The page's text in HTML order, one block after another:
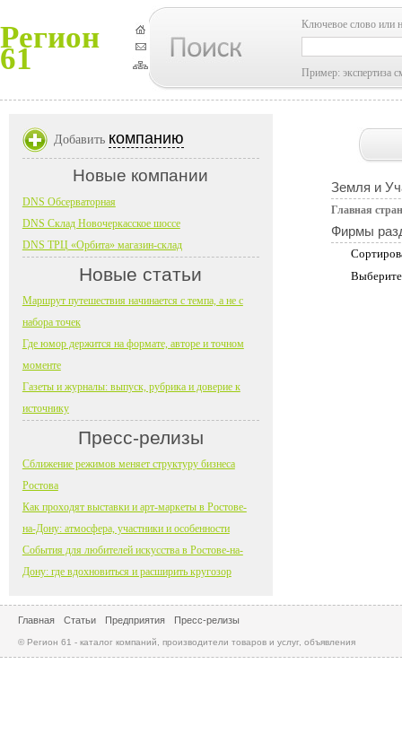
Регион
61
Ключевое слово или
Пример: экспертиза
Земля и
Главная
Фирмы
Добавить компанию
Новые компании
DNS Обсерваторная
DNS Склад Новочеркасское шоссе
DNS ТРЦ «Орбита» магазин-склад
Новые статьи
Маршрут путешествия начинается с темпа, а не с
набора точек
Где юмор держится на формате, авторе и точном
моменте
Газеты и журналы: выпуск, рубрика и доверие к
источнику
Пресс-релизы
Сближение режимов меняет структуру бизнеса
Ростова
Как проходят выставки и арт-маркеты в Ростове-
на-Дону: атмосфера, участники и особенности
События для любителей искусства в Ростове-на-
Дону: где вдохновиться и расширить кругозор
Главная Статьи Предприятия Пресс-релизы
© Регион 61 - каталог компаний, производители товаров и услуг, объявления